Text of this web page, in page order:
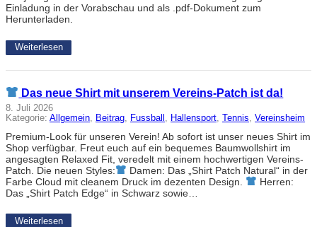
Einladung in der Vorabschau und als .pdf-Dokument zum
Herunterladen.
Weiterlesen
Das neue Shirt mit unserem Vereins-Patch ist da!
8. Juli 2026
Kategorie: Allgemein, Beitrag, Fussball , Hallensport, Tennis, Vereinsheim
Premium-Look für unseren Verein! Ab sofort ist unser neues Shirt im
Shop verfügbar. Freut euch auf ein bequemes Baumwollshirt im
angesagten Relaxed Fit, veredelt mit einem hochwertigen Vereins-
Patch. Die neuen Styles:
Damen: Das „Shirt Patch Natural“ in der
Farbe Cloud mit cleanem Druck im dezenten Design.
Herren:
Das „Shirt Patch Edge“ in Schwarz sowie…
Weiterlesen